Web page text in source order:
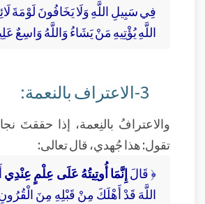
فِي سَبِيلِ اللَّهِ وَلَا يَخَافُونَ لَوْمَةَ
اللَّهِ يُؤْتِيهِ مَنْ يَشَاءُ وَاللَّهُ وَاسِعٌ عَلِيمٌ
3-الاعتراف بالنعمة:
والاعترافُ بالنِعمة، إذا حققتَ
تقول: هذا جُهدي، قال تعالى:
﴿ قَالَإِنَّمَا أُوتِيتُهُ عَلَى عِلْمٍ عِنْدِي
اللَّهَ قَدْ أَهْلَكَ مِنْ قَبْلِهِ مِنَ